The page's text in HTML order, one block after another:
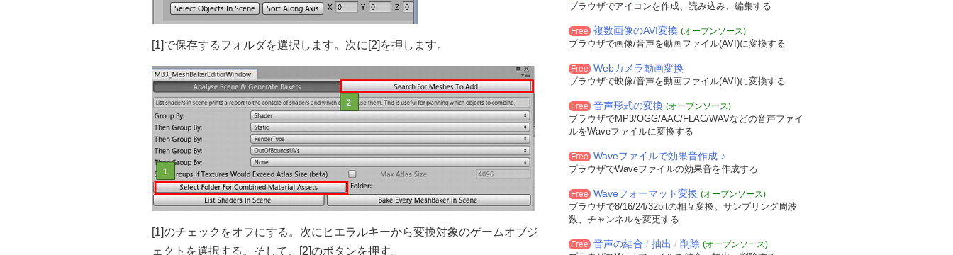
[1]で保存するフォルダを選択します。次に[2]を押します。
[1]のチェックをオフにする。次にヒエラルキーから変換対象のゲームオブジ
ェクトを選択する。そして、[2]のボタンを押す。
ブラウザでアイコンを作成、読み込み、編集する
Free 複数画像のAVI変換 (オープンソース)
ブラウザで画像/音声を動画ファイル(AVI)に変換する
Free Webカメラ動画変換
ブラウザで映像/音声を動画ファイル(AVI)に変換する
Free 音声形式の変換 (オープンソース)
ブラウザでMP3/OGG/AAC/FLAC/WAVなどの音声ファイ
ルをWaveファイルに変換する
Free Waveファイルで効果音作成 ♪
ブラウザでWaveファイルの効果音を作成する
Free Waveフォーマット変換 (オープンソース)
ブラウザで8/16/24/32bitの相互変換。サンプリング周波
数、チャンネルを変更する
Free 音声の結合 / 抽出 / 削除 (オープンソース)